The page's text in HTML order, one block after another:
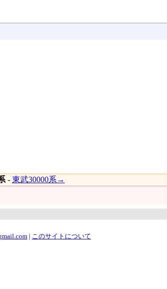
- 東武30000系→
このサイトについて